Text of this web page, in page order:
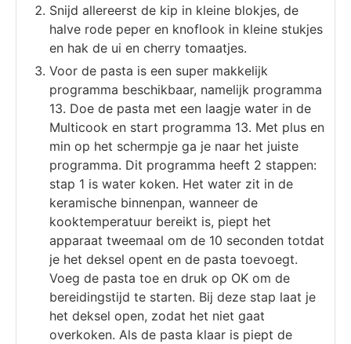
Snijd allereerst de kip in kleine blokjes, de
halve rode peper en knoflook in kleine stukjes
en hak de ui en cherry tomaatjes.
Voor de pasta is een super makkelijk
programma beschikbaar, namelijk programma
13. Doe de pasta met een laagje water in de
Multicook en start programma 13. Met plus en
min op het schermpje ga je naar het juiste
programma. Dit programma heeft 2 stappen:
stap 1 is water koken. Het water zit in de
keramische binnenpan, wanneer de
kooktemperatuur bereikt is, piept het
apparaat tweemaal om de 10 seconden totdat
je het deksel opent en de pasta toevoegt.
Voeg de pasta toe en druk op OK om de
bereidingstijd te starten. Bij deze stap laat je
het deksel open, zodat het niet gaat
overkoken. Als de pasta klaar is piept de